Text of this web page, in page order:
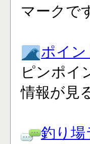
マークで
ポイン
ピンポイ
情報が見
釣り場